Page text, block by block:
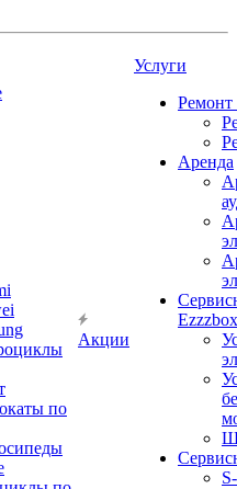
по
Акции
Услуги
Ремонт
Аренда
Ezzzbox